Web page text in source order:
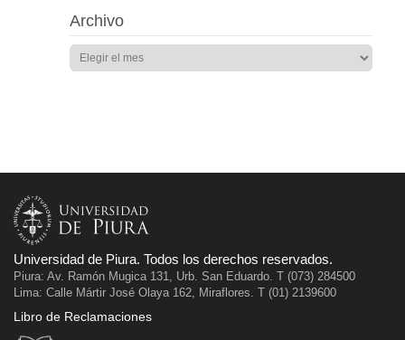
Archivo
Universidad de Piura. Todos los derechos reservados.
Piura: Av. Ramón Mugica 131, Urb. San Eduardo. T (073) 284500
Lima: Calle Mártir José Olaya 162, Miraflores. T (01) 2139600
Libro de Reclamaciones